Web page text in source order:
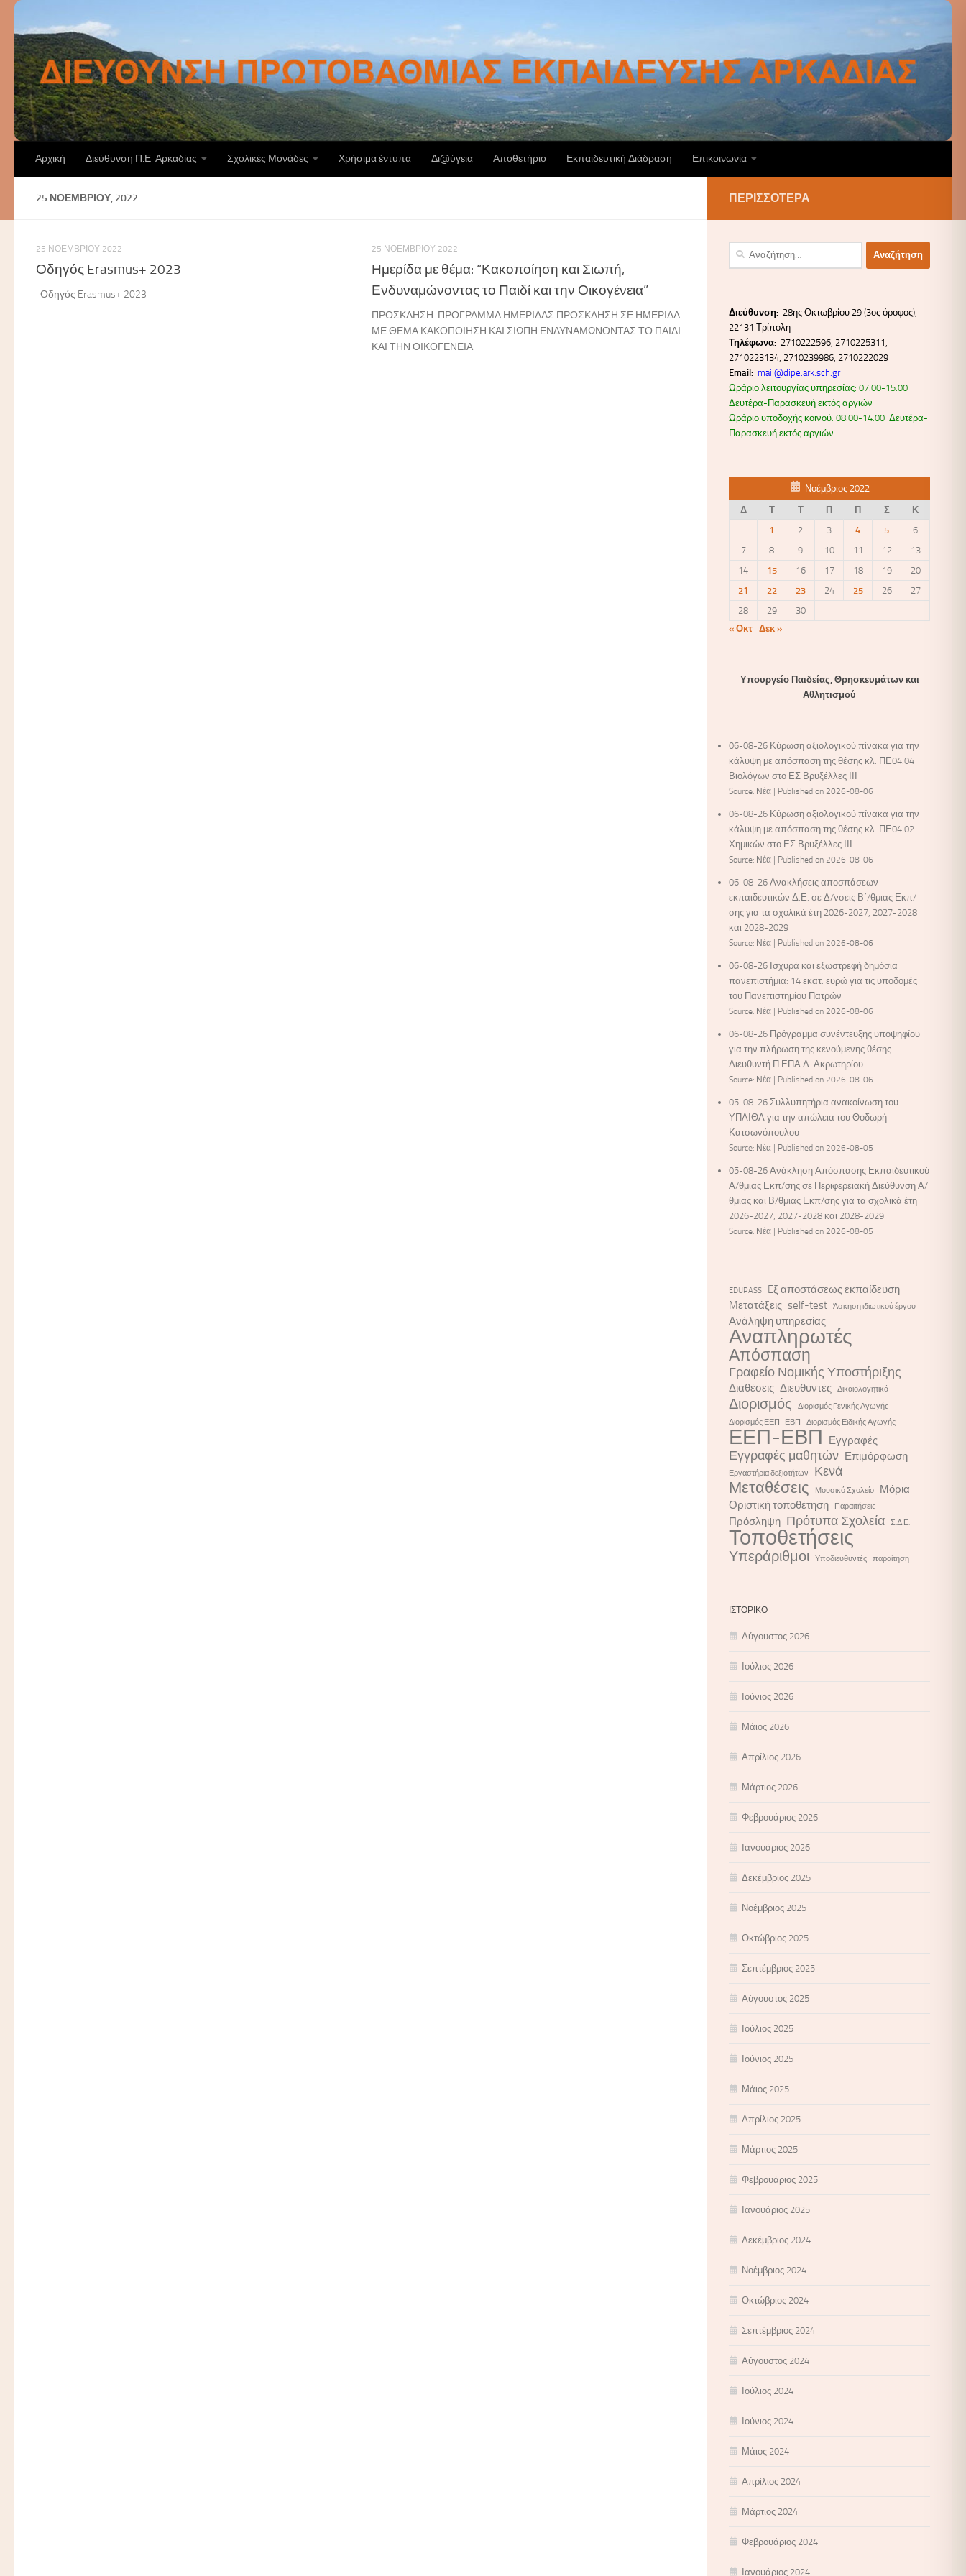
Αρχική Διεύθυνση Π.Ε. Αρκαδίας Σχολικές Μονάδες Χρήσιμα έντυπα Δι@ύγεια Αποθετήριο Εκπαιδευτική Διάδραση Επικοινωνία
25 ΝΟΕΜΒΡΊΟΥ, 2022
25 ΝΟΕΜΒΡΊΟΥ 2022
Οδηγός Erasmus+ 2023
Οδηγός Erasmus+ 2023
25 ΝΟΕΜΒΡΊΟΥ 2022
Ημερίδα με θέμα: “Κακοποίηση και Σιωπή,
Ενδυναμώνοντας το Παιδί και την Οικογένεια”
ΠΡΟΣΚΛΗΣΗ-ΠΡΟΓΡΑΜΜΑ ΗΜΕΡΙΔΑΣ ΠΡΟΣΚΛΗΣΗ ΣΕ ΗΜΕΡΙΔΑ
ΜΕ ΘΕΜΑ ΚΑΚΟΠΟΙΗΣΗ ΚΑΙ ΣΙΩΠΗ ΕΝΔΥΝΑΜΩΝΟΝΤΑΣ ΤΟ ΠΑΙΔΙ
ΚΑΙ ΤΗΝ ΟΙΚΟΓΕΝΕΙΑ
ΠΕΡΙΣΣΌΤΕΡΑ
Αναζήτηση
Διεύθυνση: 28ης Οκτωβρίου 29 (3ος όροφος),
22131 Τρίπολη
Τηλέφωνα: 2710222596, 2710225311,
2710223134, 2710239986, 2710222029
Email: mail@dipe.ark.sch.gr
Ωράριο λειτουργίας υπηρεσίας: 07.00-15.00
Δευτέρα-Παρασκευή εκτός αργιών
Ωράριο υποδοχής κοινού: 08.00-14.00 Δευτέρα-
Παρασκευή εκτός αργιών
Νοέμβριος 2022
Δ
Τ Τ Π Π Σ
Κ
1
2 3 4 5
6
7
8 9 10 11 12
13
14
15 16 17 18 19
20
21
22 23 24 25 26
27
28
29
30
« Οκτ Δεκ »
Υπουργείο Παιδείας, Θρησκευμάτων και
Αθλητισμού
06-08-26 Κύρωση αξιολογικού πίνακα για την
κάλυψη με απόσπαση της θέσης κλ. ΠΕ04.04
Βιολόγων στο ΕΣ Βρυξέλλες ΙΙΙ
Source: Νέα Published on 2026-08-06
06-08-26 Κύρωση αξιολογικού πίνακα για την
κάλυψη με απόσπαση της θέσης κλ. ΠΕ04.02
Χημικών στο ΕΣ Βρυξέλλες ΙΙΙ
Source: Νέα Published on 2026-08-06
06-08-26 Ανακλήσεις αποσπάσεων
εκπαιδευτικών Δ.Ε. σε Δ/νσεις Β΄/θμιας Εκπ/
σης για τα σχολικά έτη 2026-2027, 2027-2028
και 2028-2029
Source: Νέα Published on 2026-08-06
06-08-26 Ισχυρά και εξωστρεφή δημόσια
πανεπιστήμια: 14 εκατ. ευρώ για τις υποδομές
του Πανεπιστημίου Πατρών
Source: Νέα Published on 2026-08-06
06-08-26 Πρόγραμμα συνέντευξης υποψηφίου
για την πλήρωση της κενούμενης θέσης
Διευθυντή Π.ΕΠΑ.Λ. Ακρωτηρίου
Source: Νέα Published on 2026-08-06
05-08-26 Συλλυπητήρια ανακοίνωση του
ΥΠΑΙΘΑ για την απώλεια του Θοδωρή
Κατσωνόπουλου
Source: Νέα Published on 2026-08-05
05-08-26 Ανάκληση Απόσπασης Εκπαιδευτικού
Α/θμιας Εκπ/σης σε Περιφερειακή Διεύθυνση Α/
θμιας και Β/θμιας Εκπ/σης για τα σχολικά έτη
2026-2027, 2027-2028 και 2028-2029
Source: Νέα Published on 2026-08-05
EDUPASS
Eξ αποστάσεως εκπαίδευση
Mετατάξεις self-test Άσκηση ιδιωτικού έργου
Ανάληψη υπηρεσίας
Αναπληρωτές
Απόσπαση
Γραφείο Νομικής Υποστήριξης
Διαθέσεις Διευθυντές Δικαιολογητικά
Διορισμός
Διορισμός Γενικής Αγωγής
Διορισμός ΕΕΠ -ΕΒΠ
Διορισμός Ειδικής Αγωγής
ΕΕΠ-ΕΒΠ Εγγραφές
Εγγραφές μαθητών Επιμόρφωση
Εργαστήρια δεξιοτήτων Κενά
Μεταθέσεις Μουσικό Σχολείο
Μόρια
Οριστική τοποθέτηση
Παραιτήσεις
Πρόσληψη Πρότυπα Σχολεία Σ.Δ.Ε.
Τοποθετήσεις
Υπεράριθμοι Υποδιευθυντές παραίτηση
ΙΣΤΟΡΙΚΌ
Αύγουστος 2026
Ιούλιος 2026
Ιούνιος 2026
Μάιος 2026
Απρίλιος 2026
Μάρτιος 2026
Φεβρουάριος 2026
Ιανουάριος 2026
Δεκέμβριος 2025
Νοέμβριος 2025
Οκτώβριος 2025
Σεπτέμβριος 2025
Αύγουστος 2025
Ιούλιος 2025
Ιούνιος 2025
Μάιος 2025
Απρίλιος 2025
Μάρτιος 2025
Φεβρουάριος 2025
Ιανουάριος 2025
Δεκέμβριος 2024
Νοέμβριος 2024
Οκτώβριος 2024
Σεπτέμβριος 2024
Αύγουστος 2024
Ιούλιος 2024
Ιούνιος 2024
Μάιος 2024
Απρίλιος 2024
Μάρτιος 2024
Φεβρουάριος 2024
Ιανουάριος 2024